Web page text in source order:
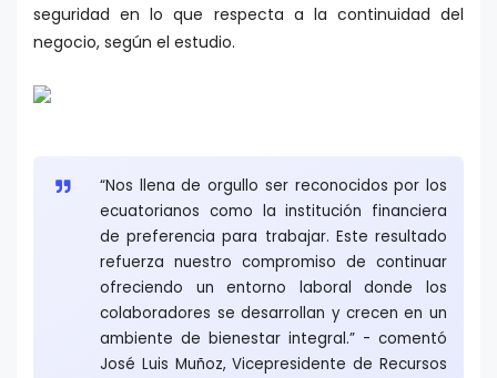
seguridad en lo que respecta a la continuidad del
negocio, según el estudio.
“Nos llena de orgullo ser reconocidos por los
ecuatorianos como la institución financiera
de preferencia para trabajar. Este resultado
refuerza nuestro compromiso de continuar
ofreciendo un entorno laboral donde los
colaboradores se desarrollan y crecen en un
ambiente de bienestar integral.” - comentó
José Luis Muñoz, Vicepresidente de Recursos